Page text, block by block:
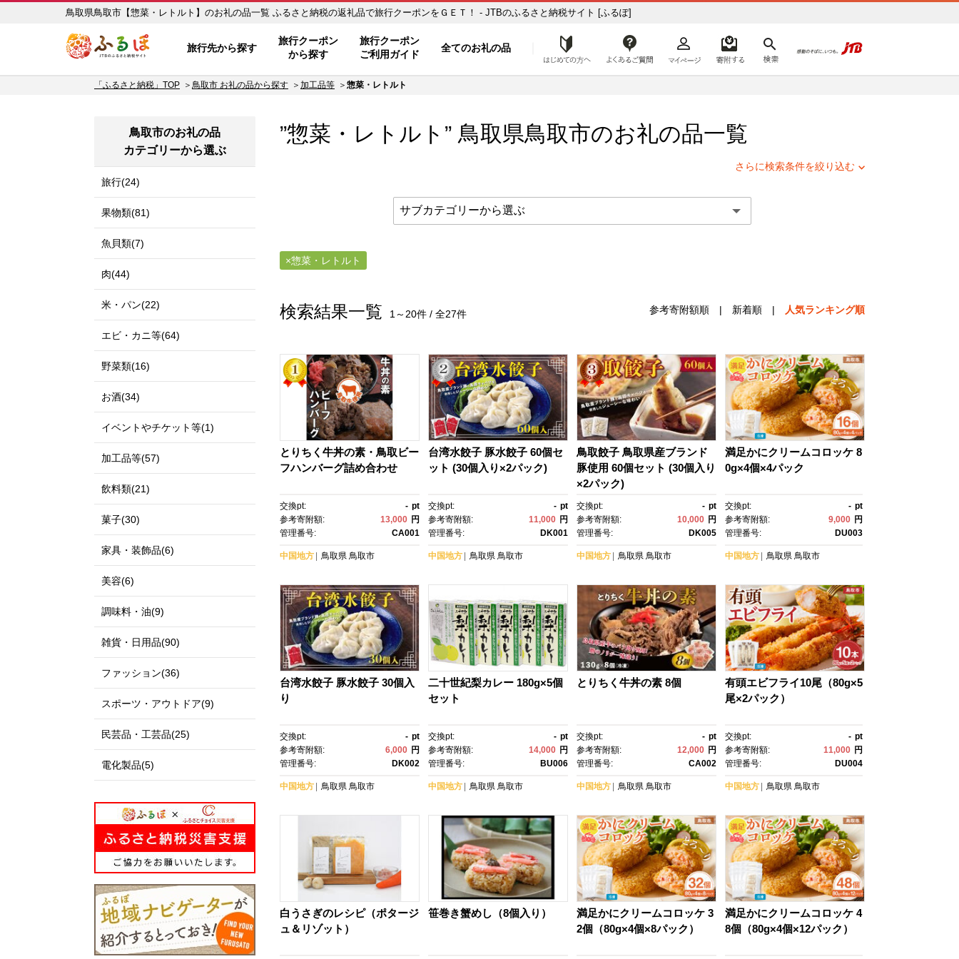
鳥取県鳥取市【惣菜・レトルト】のお礼の品一覧 ふるさと納税の返礼品で旅行クーポンをＧＥＴ！ - JTBのふるさと納税サイト [ふるぽ]
旅行先から探す
旅行クーポン
から探す
旅行クーポン
ご利用ガイド
全てのお礼の品 はじめての方へ
「ふるさと納税」TOP 鳥取市 お礼の品から探す 加工品等 惣菜・レトルト
”惣菜・レトルト” 鳥取県鳥取市のお礼の品一覧
さらに検索条件を絞り込む
惣菜・レトルト
検索結果一覧 1～20件 / 全27件 参考寄附額順 | 新着順 | 人気ランキング順
とりちく牛丼の素・鳥取ビー
フハンバーグ詰め合わせ
交換pt: - pt
参考寄附額:
13,000 円
管理番号:
CA001
中国地方 鳥取県 鳥取市
台湾水餃子 豚水餃子 60個セ
ット (30個入り×2パック)
交換pt: - pt
参考寄附額:
11,000 円
管理番号:
DK001
中国地方 鳥取県 鳥取市
鳥取餃子 鳥取県産ブランド
豚使用 60個セット (30個入り
×2パック)
交換pt: - pt
参考寄附額:
10,000 円
管理番号:
DK005
中国地方 鳥取県 鳥取市
満足かにクリームコロッケ 8
0g×4個×4パック
交換pt: - pt
参考寄附額:
9,000 円
管理番号:
DU003
中国地方 鳥取県 鳥取市
台湾水餃子 豚水餃子 30個入
り
交換pt: - pt
参考寄附額:
6,000 円
管理番号:
DK002
中国地方 鳥取県 鳥取市
二十世紀梨カレー 180g×5個
セット
交換pt: - pt
参考寄附額:
14,000 円
管理番号:
BU006
中国地方 鳥取県 鳥取市
とりちく牛丼の素 8個
交換pt: - pt
参考寄附額:
12,000 円
管理番号:
CA002
中国地方 鳥取県 鳥取市
有頭エビフライ10尾（80g×5
尾×2パック）
交換pt: - pt
参考寄附額:
11,000 円
管理番号:
DU004
中国地方 鳥取県 鳥取市
白うさぎのレシピ（ポタージ
ュ＆リゾット）
笹巻き蟹めし（8個入り）
満足かにクリームコロッケ 3
2個（80g×4個×8パック）
満足かにクリームコロッケ 4
8個（80g×4個×12パック）
鳥取市のお礼の品
カテゴリーから選ぶ
旅行(24)
果物類(81)
魚貝類(7)
肉(44)
米・パン(22)
エビ・カニ等(64)
野菜類(16)
お酒(34)
イベントやチケット等(1)
加工品等(57)
飲料類(21)
菓子(30)
家具・装飾品(6)
美容(6)
調味料・油(9)
雑貨・日用品(90)
ファッション(36)
スポーツ・アウトドア(9)
民芸品・工芸品(25)
電化製品(5)